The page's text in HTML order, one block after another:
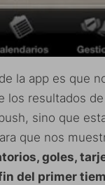
la app es que
los resultados
sino que
que nos
goles,
del primer